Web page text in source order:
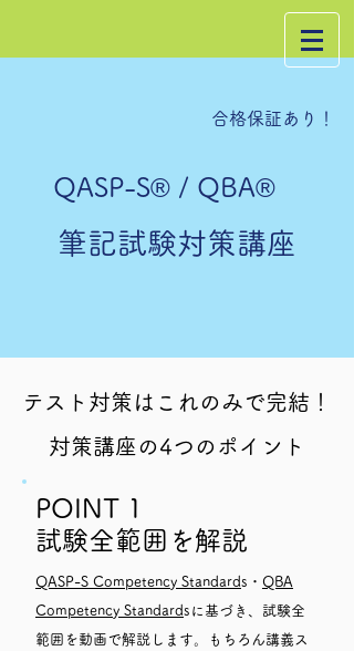
合格保証あり！
QASP-S®︎ / QBA®︎
筆記試験対策講座
テスト対策はこれのみで完結！
対策講座の4つのポイント
POINT 1
​試験全範囲を解説
QASP-S Competency Standards・ QBA
Competency Standardsに基づき、試験全
範囲を動画で解説します。もちろん講義ス